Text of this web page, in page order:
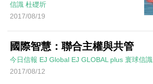
信識 杜礎圻
2017/08/19
國際智慧：聯合主權與共管
今日信報 EJ Global EJ GLOBAL plus 寰球信識
2017/08/12